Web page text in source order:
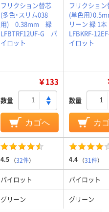
フリクション替芯
(多色・スリム038
用) 0.38mm 緑
LFBTRF12UF-G パ
イロット
フリクション
(単色用）
リーン 緑 1本
LFBKRF-
イロット
￥133
数量
カゴへ
数量
カ
4.5 （32件） 4.4 （31件）
パイロット パイロット
グリーン グリーン